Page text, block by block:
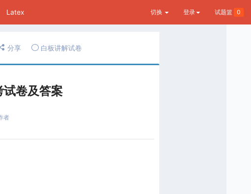
Latex 切换 登录 试题篮 0
分享 白板讲解试卷
试卷及答案
者